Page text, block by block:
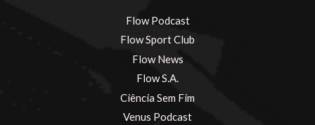
Flow Podcast
Flow Sport Club
Flow News
Flow S.A.
Ciência Sem Fim
Venus Podcast